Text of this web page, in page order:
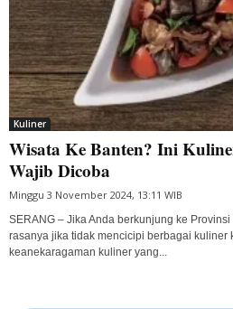
Kuliner
Wisata Ke Banten? Ini
Wajib Dicoba
Minggu 3 November 2024, 13:11 WIB
SERANG – Jika Anda berkunjung ke
rasanya jika tidak mencicipi berbagai kuliner
keanekaragaman kuliner yang...